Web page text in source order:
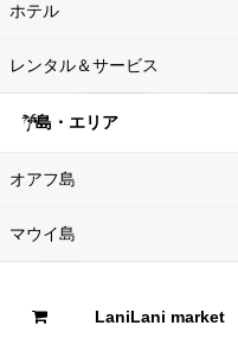
ホテル
レンタル＆サービス
島・エリア
オアフ島
マウイ島
LaniLani market